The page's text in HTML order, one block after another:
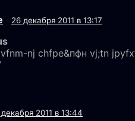
26 декабря 2011 в 13:17
nj chfpe&пфн vj;tn
2011 в 13:44